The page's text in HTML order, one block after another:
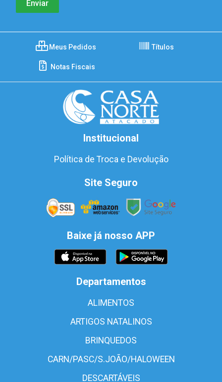
Meus Pedidos Títulos
Notas Fiscais
Institucional
Política de Troca e Devolução
Site Seguro
Baixe já nosso APP
Departamentos
ALIMENTOS
ARTIGOS NATALINOS
BRINQUEDOS
CARN/PASC/S.JOÃO/HALOWEEN
DESCARTÁVEIS